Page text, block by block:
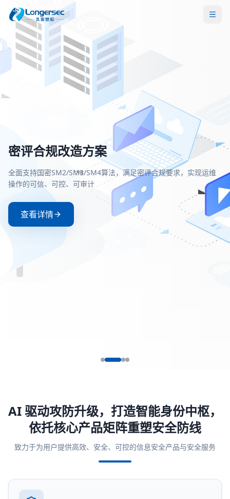
一站式等保安全解决方案
覆盖定级、备案、整改、测评全流程，助力企业快速、低成本通
等级保护测评，满足等保2.0合规要求
查看详情
密评合规改造方案
全面支持国密SM2/SM3/SM4算法，满足密评合规要求，实现运维
操作的可信、可控、可审计
查看详情
两高一弱安全解决方案
聚焦高危漏洞、高危端口和弱口令治理，构建主动防御与持续监
的安全防护体系
查看详情
零信任安全接入解决方案
基于零信任架构实现身份验证与动态授权，确保每一次访问都经
严格验证和持续评估
查看详情
AI 驱动攻防升级，打造智能身份中枢，
依托核心产品矩阵重塑安全防线
致力于为用户提供高效、安全、可控的信息安全产品与安全服务